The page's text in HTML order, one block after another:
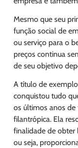
Mesmo que seu
função social de
ou serviço para o
preços continua
de seu objetivo
A título de
conquistou tudo
os últimos anos
filantrópica. Ela
finalidade de obter
ou seja,